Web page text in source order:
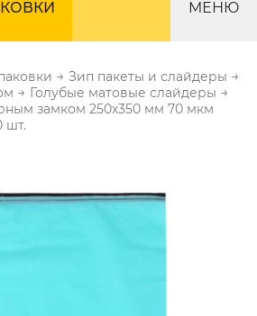
МЕНЮ
→ Зип пакеты и слайдеры →
→ Голубые матовые слайдеры →
замком 250х350 мм 70 мкм
шт.